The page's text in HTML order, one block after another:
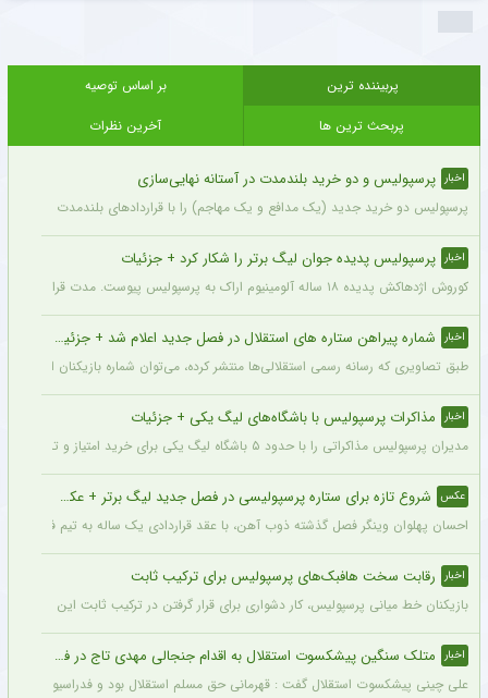
پربیننده ترین
بر اساس توصیه
پربحث ترین ها
آخرین نظرات
اخبار پرسپولیس و دو خرید بلندمدت در آستانه نهایی‌سازی
پرسپولیس دو خرید جدید (یک مدافع و یک مهاجم) را با قراردادهای بلندمدت نهایی کرده
اخبار پرسپولیس پدیده جوان لیگ برتر را شکار کرد + جزئیات
کوروش اژدهاکش پدیده ۱۸ ساله آلومینیوم اراک به پرسپولیس پیوست. مدت قرارداد اژدهاکش با پرسپولیس به مدت ۴ سال است.
اخبار شماره پیراهن ستاره های استقلال در فصل جدید اعلام شد + جزئیات
طبق تصاویری که رسانه رسمی استقلالی‌ها منتشر کرده، می‌توان شماره بازیکنان این
اخبار مذاکرات پرسپولیس با باشگاه‌های لیگ یکی + جزئیات
مدیران پرسپولیس مذاکراتی را با حدود ۵ باشگاه لیگ یکی برای خرید امتیاز و تشکیل تیم «ب» آغاز کرده‌اند.
عکس شروع تازه برای ستاره پرسپولیسی در فصل جدید لیگ برتر + عکس
احسان پهلوان وینگر فصل گذشته ذوب آهن، با عقد قراردادی یک ساله به تیم فجر
اخبار رقابت سخت هافبک‌های پرسپولیس برای ترکیب ثابت
بازیکنان خط میانی پرسپولیس، کار دشواری برای قرار گرفتن در ترکیب ثابت این تیم
اخبار متلک سنگین پیشکسوت استقلال به اقدام جنجالی مهدی تاج در فدراسیون فوتبال
علی چینی پیشکسوت استقلال گفت : قهرمانی حق مسلم استقلال بود و فدراسیون باید آن